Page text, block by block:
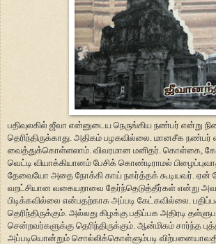
பதிவுலகில் ஜீவா என்னுடைய நெருங்கிய நண்பர் என்று
தெரிந்திருக்காது. அதிகம் பழகவில்லை. மானசீக நண்பர்
வைத்துக்கொள்ளலாம். விவரமான மனிதர். கொள்கை,
வெட்டி வியாக்கியானம் பேசிக் கொண்டிராமல்
தேவையோ அதை நோக்கி காய் நகர்த்தக் கூடியவர். ஏன்
வறட்சியான வகையறாவை தேர்ந்தெடுத்தீர்கள் என்று
பிடிக்கவில்லை என்பதற்காக அப்படி கேட்கவில்லை.
தெரிந்திருக்கும். அல்லது கிழக்கு பதிப்பக அதிரடி
சென்றவர்களுக்கு தெரிந்திருக்கும். ஆன்மிகம் சார்ந்த
அப்படியொன்றும் சொல்லிக்கொள்ளும்படி